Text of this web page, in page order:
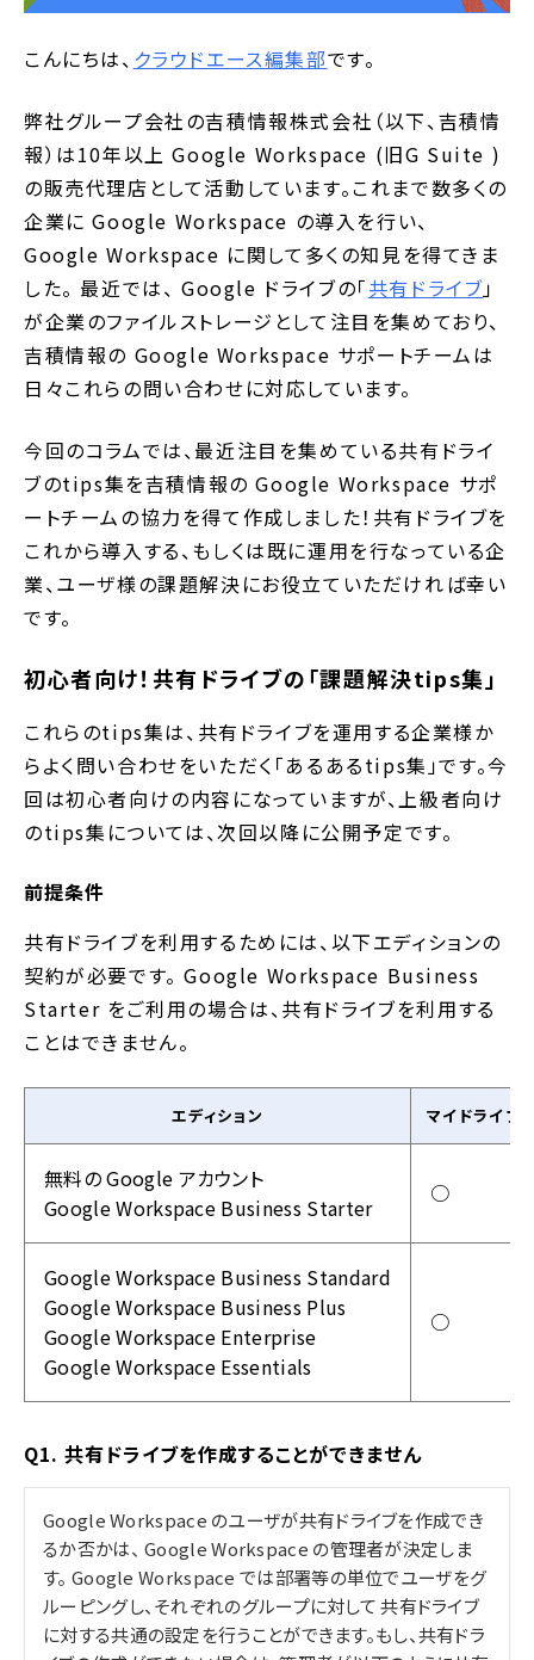
こんにちは、 クラウドエース編集部です。
弊社グループ会社の吉積情報株式会社（以下、吉積情
報）は10年以上 Google Workspace (旧G Suite )
の販売代理店として活動しています。これまで数多くの
企業に Google Workspace の導入を行い、
Google Workspace に関して多くの知見を得てきま
した。 最近では、 Google ドライブの「共有ドライブ」
が企業のファイルストレージとして注目を集めており、
吉積情報の Google Workspace サポートチームは
日々これらの問い合わせに対応しています。
今回のコラムでは、最近注目を集めている共有ドライ
ブのtips集を吉積情報の Google Workspace サポ
ートチームの協力を得て作成しました！共有ドライブを
これから導入する、もしくは既に運用を行なっている企
業、ユーザ様の課題解決にお役立ていただければ幸い
です。
初心者向け！共有ドライブの「課題解決tips集」
これらのtips集は、共有ドライブを運用する企業様か
らよく問い合わせをいただく「あるあるtips集」です。今
回は初心者向けの内容になっていますが、上級者向け
のtips集については、次回以降に公開予定です。
前提条件
共有ドライブを利用するためには、以下エディションの
契約が必要です。 Google Workspace Business
Starter をご利用の場合は、共有ドライブを利用する
ことはできません。
エディション マイドライブ
無料の Google アカウント
Google Workspace Business Starter
○
Google Workspace Business Standard
Google Workspace Business Plus
Google Workspace Enterprise
Google Workspace Essentials
○
Q1. 共有ドライブを作成することができません
Google Workspace のユーザが共有ドライブを作成でき
るか否かは、 Google Workspace の管理者が決定しま
す。 Google Workspace では部署等の単位でユーザをグ
ルーピングし、それぞれのグループに対して 共有ドライブ
に対する共通の設定を行うことができます。もし、共有ドラ